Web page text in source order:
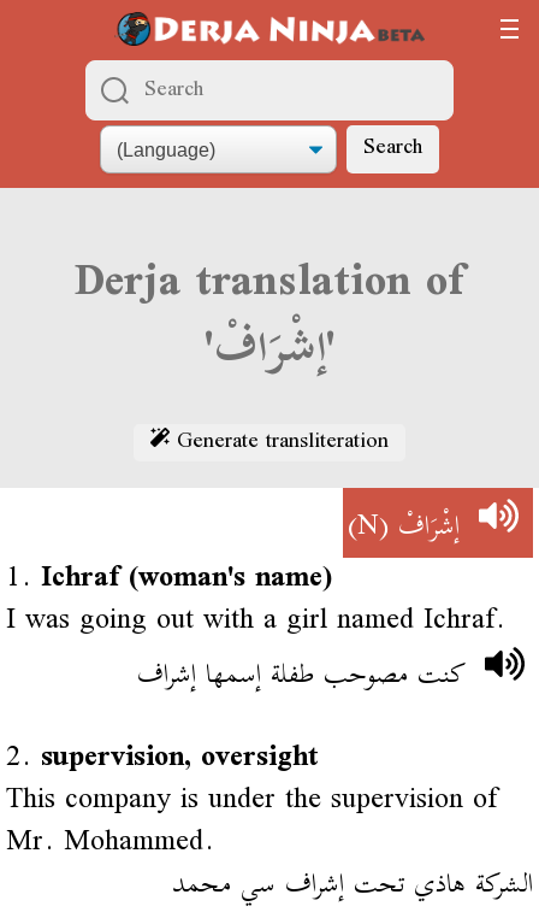
Search
Derja translation of
'إشْرَافْ'
Generate transliteration
إشْرَافْ(N)
1.Ichraf (woman's name)
I was going out with a girl named Ichraf.
كنت مصوحب طفلة إسمها إشراف
2. supervision, oversight
This company is under the supervision of
Mr. Mohammed.
الشركة هاذي تحت إشراف سي محمد